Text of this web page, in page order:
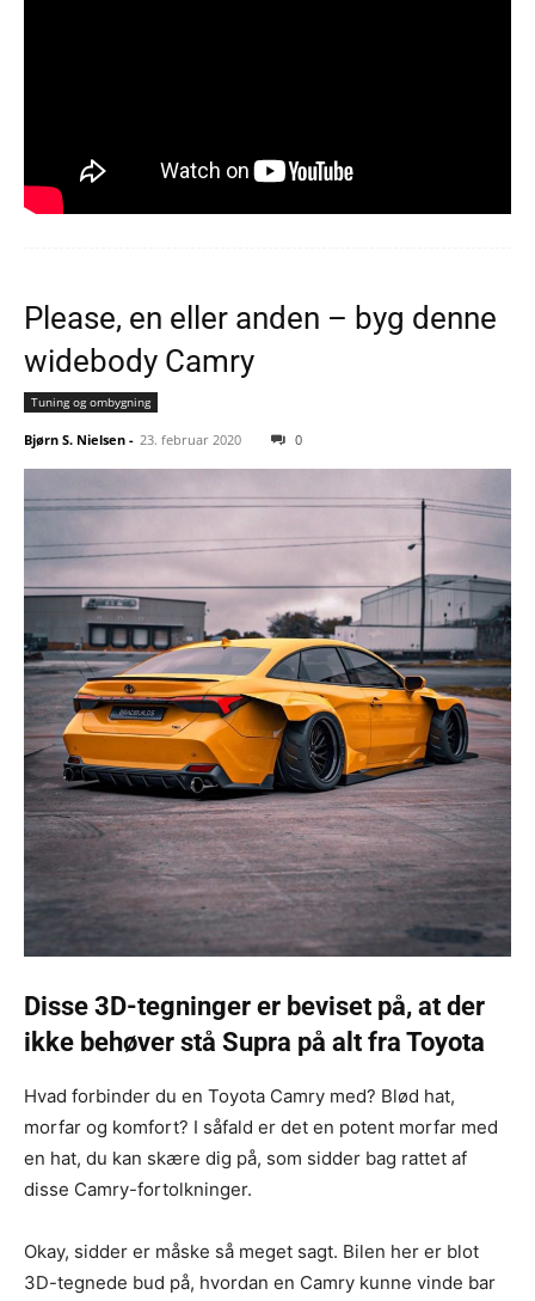
Please, en eller anden – byg denne
widebody Camry
Tuning og ombygning
Bjørn S. Nielsen - 23. februar 2020 0
Disse 3D-tegninger er beviset på, at der
ikke behøver stå Supra på alt fra Toyota
Hvad forbinder du en Toyota Camry med? Blød hat,
morfar og komfort? I såfald er det en potent morfar med
en hat, du kan skære dig på, som sidder bag rattet af
disse Camry-fortolkninger.
Okay, sidder er måske så meget sagt. Bilen her er blot
3D-tegnede bud på, hvordan en Camry kunne vinde bar